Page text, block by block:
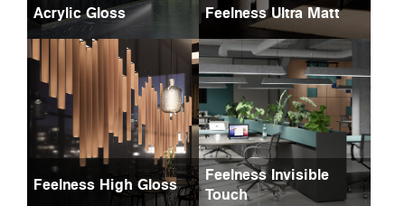
Acrylic Gloss Feelness Ultra Matt
Feelness High Gloss
Feelness Invisible
Touch